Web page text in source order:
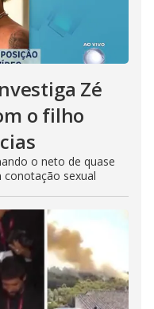
Zé
o filho
o neto de quase
sexual